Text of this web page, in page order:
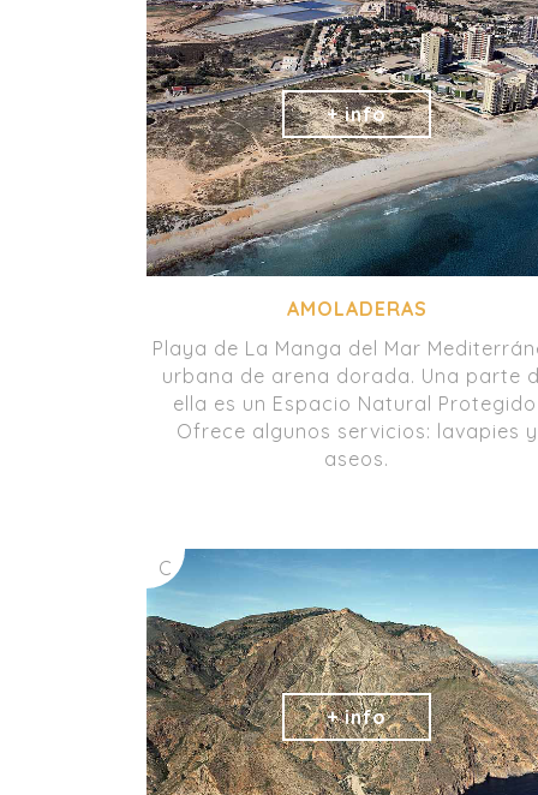
AMOLADERAS
Playa de La Manga del Mar
urbana de arena dorada. Una parte
ella es un Espacio Natural
Ofrece algunos servicios: lavapies y
aseos.
C